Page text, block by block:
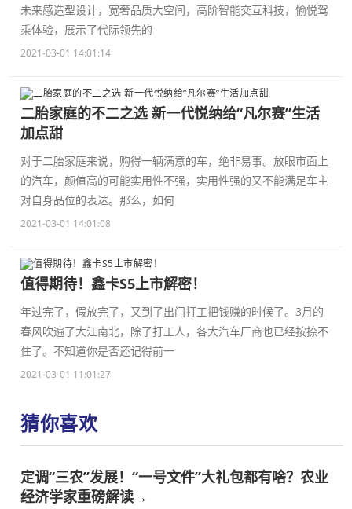
未来感造型设计，宽奢品质大空间，高阶智能交互科技，愉悦驾
乘体验，展示了代际领先的
2021-03-01 14:01:14
二胎家庭的不二之选 新一代悦纳给“凡尔赛”生活
加点甜
对于二胎家庭来说，购得一辆满意的车，绝非易事。放眼市面上
的汽车，颜值高的可能实用性不强，实用性强的又不能满足车主
对自身品位的表达。那么，如何
2021-03-01 14:01:08
值得期待！鑫卡S5上市解密！
年过完了，假放完了，又到了出门打工把钱赚的时候了。3月的
春风吹遍了大江南北，除了打工人，各大汽车厂商也已经按捺不
住了。不知道你是否还记得前一
2021-03-01 11:01:27
猜你喜欢
定调“三农”发展！“一号文件”大礼包都有啥？农业
经济学家重磅解读→